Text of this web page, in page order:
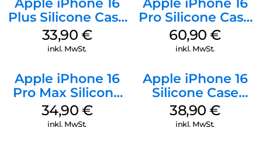
Apple iPhone 16
Plus Silicone Case
MagSafe Lake
Green
33,90 €
inkl. MwSt.
Apple iPhone 16
Pro Silicone Case
MagSafe Stone
Gray
60,90€
inkl. MwSt.
Apple iPhone 16
Pro Max Silicone
Case MagSafe
Denim
34,90 €
inkl. MwSt.
Apple iPhone 16
Silicone Case
MagSafe
Ultramarine
38,90€
inkl. MwSt.